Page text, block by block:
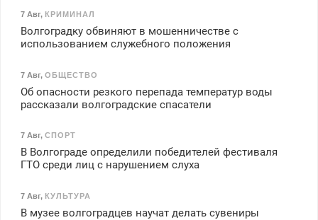
7 Авг, КРИМИНАЛ
Волгоградку обвиняют в мошенничестве с
использованием служебного положения
7 Авг, ОБЩЕСТВО
Об опасности резкого перепада температур воды
рассказали волгоградские спасатели
7 Авг, СПОРТ
В Волгограде определили победителей фестиваля
ГТО среди лиц с нарушением слуха
7 Авг, КУЛЬТУРА
В музее волгоградцев научат делать сувениры